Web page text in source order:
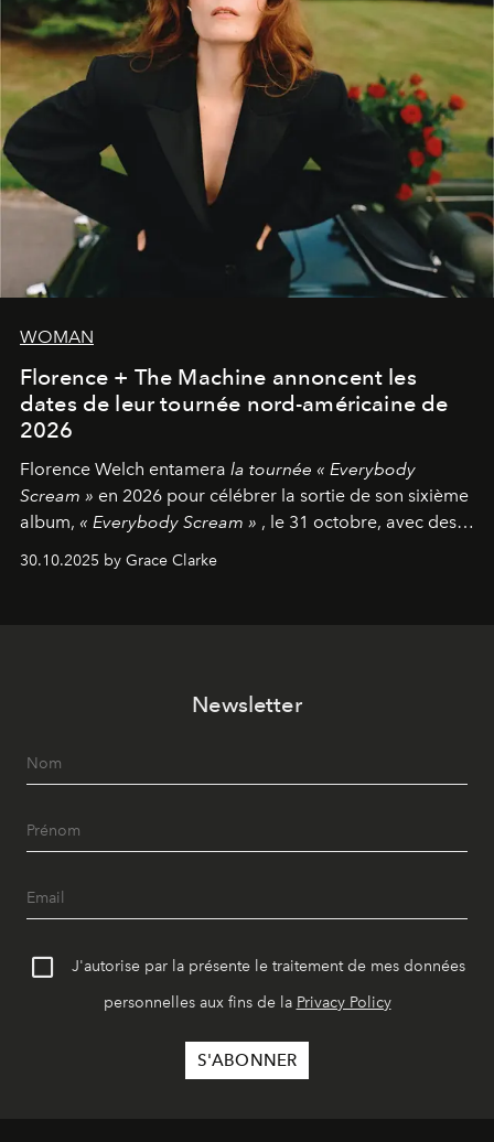
WOMAN
Florence + The Machine annoncent les
dates de leur tournée nord-américaine de
2026
Florence Welch entamera la tournée « Everybody
Scream » en 2026 pour célébrer la sortie de son sixième
album, « Everybody Scream » , le 31 octobre, avec des
dates nord-américaines débutant en avril prochain.
30.10.2025 by Grace Clarke
Newsletter
J'autorise par la présente le traitement de mes données
personnelles aux fins de la Privacy Policy